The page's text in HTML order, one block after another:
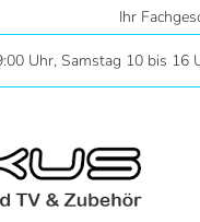
Zentral in Hannover -
Uhr, Samstag 10 bis 16